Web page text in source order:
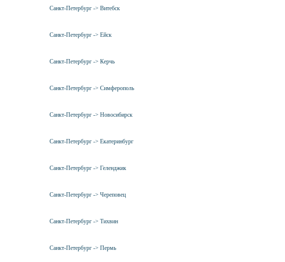
Санкт-Петербург -> Витебск
Санкт-Петербург -> Ейск
Санкт-Петербург -> Керчь
Санкт-Петербург -> Симферополь
Санкт-Петербург -> Новосибирск
Санкт-Петербург -> Екатеринбург
Санкт-Петербург -> Геленджик
Санкт-Петербург -> Череповец
Санкт-Петербург -> Тихвин
Санкт-Петербург -> Пермь